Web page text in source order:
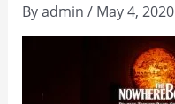
Byadmin / May 4, 2020